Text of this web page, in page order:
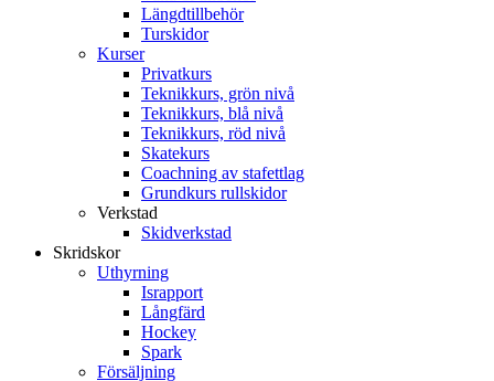
Längdtillbehör
Turskidor
Kurser
Privatkurs
Teknikkurs, grön nivå
Teknikkurs, blå nivå
Teknikkurs, röd nivå
Skatekurs
Coachning av stafettlag
Grundkurs rullskidor
Verkstad
Skidverkstad
Skridskor
Uthyrning
Israpport
Långfärd
Hockey
Spark
Försäljning